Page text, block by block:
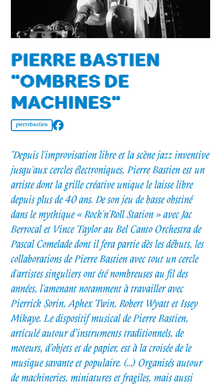
PIERRE BASTIEN
"OMBRES DE
MACHINES"
pierrebastien
"Depuis l'improvisation libre et la scène jazz inventive
jusqu'aux cercles électroniques, Pierre Bastien est un
artiste dont la grille créative unique le laisse libre
depuis plus de 40 ans. De son jeu de basse obstiné
dans le mythique « Rock'n'Roll Station » avec Jac
Berrocal et Vince Taylor au Bel Canto Orchestra de
Pascal Comelade dont il fera partie dès les débuts, les
collaborations de Pierre Bastien avec tout un cercle
d'artistes singuliers ont été nombreuses au fil des
années, l'amenant notamment à travailler avec
Pierrick Sorin, Aphex Twin, Robert Wyatt et Issey
Mikaye. Le dispositif musical de Pierre Bastien,
articulé autour d’instruments traditionnels, de
moteurs, d’objets et de papier, est à la croisée de le
musique savante et populaire. (...) Organisés autour
de machineries, miniatures et fragiles, mais aussi